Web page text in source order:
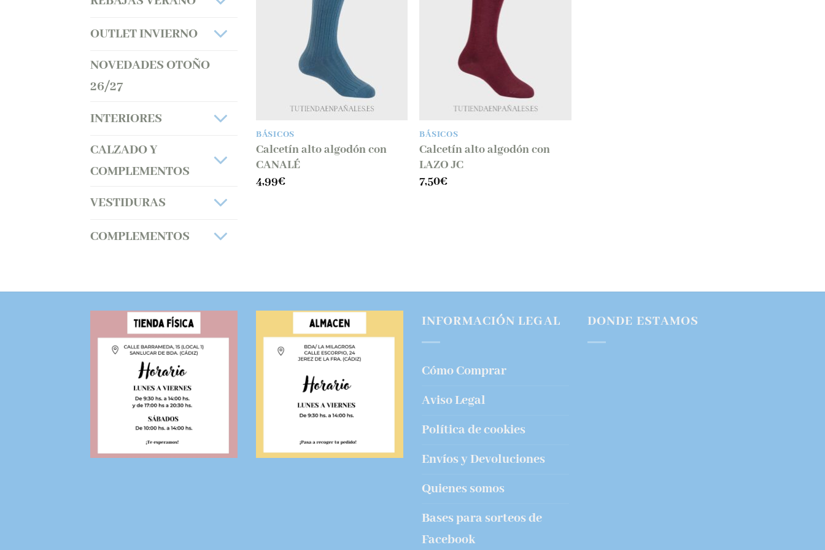
OUTLET INVIERNO
NOVEDADES OTOÑO
26/27
INTERIORES
CALZADO Y
COMPLEMENTOS
VESTIDURAS
COMPLEMENTOS
BÁSICOS
Calcetín alto algodón con
CANALÉ
4,99€
BÁSICOS
Calcetín alto algodón con
LAZO JC
7,50€
INFORMACIÓN LEGAL
Cómo Comprar
Aviso Legal
Política de cookies
Envíos y Devoluciones
Quienes somos
Bases para sorteos de
Facebook
DONDE ESTAMOS